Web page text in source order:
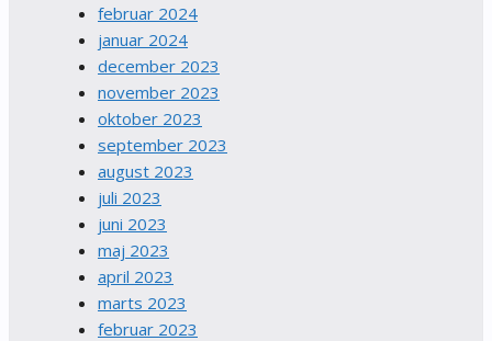
februar 2024
januar 2024
december 2023
november 2023
oktober 2023
september 2023
august 2023
juli 2023
juni 2023
maj 2023
april 2023
marts 2023
februar 2023